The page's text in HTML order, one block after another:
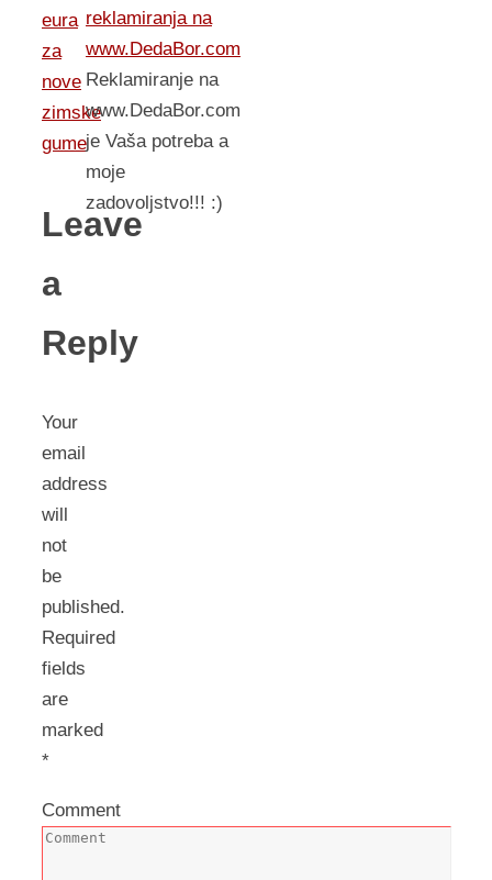
eura
za
nove
zimske
gume
Leave
a
Reply
Your
email
address
will
not
be
published.
Required
fields
are
marked
*
Comment
reklamiranja na
www.DedaBor.com
Reklamiranje na
www.DedaBor.com
je Vaša potreba a
moje
zadovoljstvo!!! :)